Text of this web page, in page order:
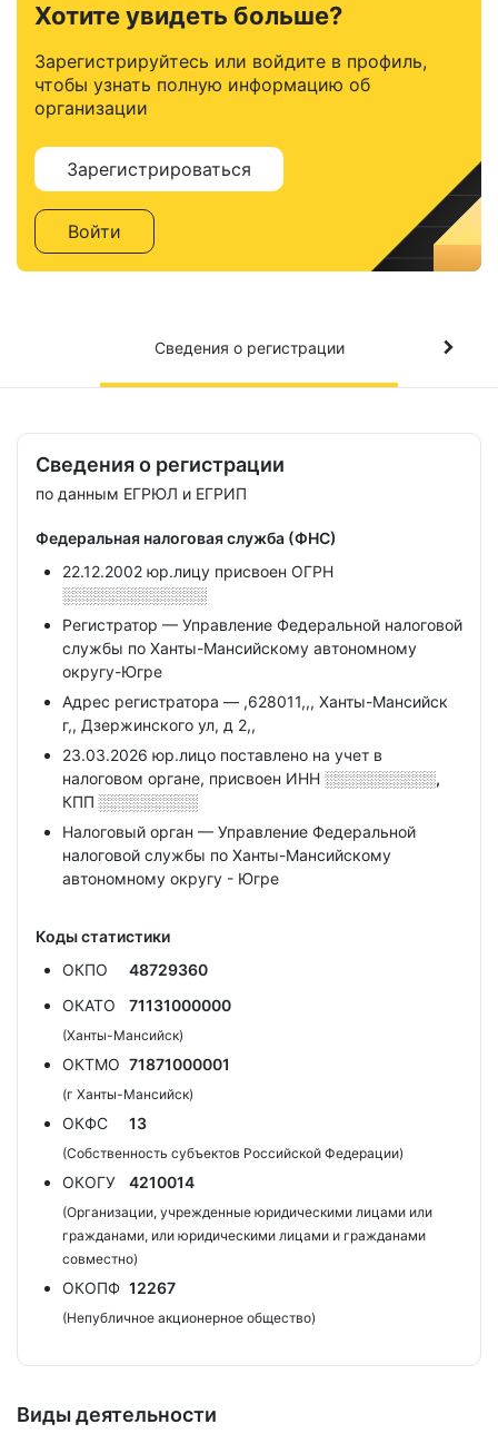
Хотите увидеть больше?
Зарегистрируйтесь или войдите в профиль,
чтобы узнать полную информацию об
организации
Зарегистрироваться
Войти
Сведения о регистрации
Сведения о регистрации
по данным ЕГРЮЛ и ЕГРИП
Федеральная налоговая служба (ФНС)
22.12.2002 юр.лицу присвоен ОГРН
░░░░░░░░░░░░░
Регистратор — Управление Федеральной налоговой
службы по Ханты-Мансийскому автономному
округу-Югре
Адрес регистратора — ,628011,,, Ханты-Мансийск
г,, Дзержинского ул, д 2,,
23.03.2026 юр.лицо поставлено на учет в
налоговом органе, присвоен ИНН ░░░░░░░░░░,
КПП ░░░░░░░░░
Налоговый орган — Управление Федеральной
налоговой службы по Ханты-Мансийскому
автономному округу - Югре
Коды статистики
ОКПО
48729360
ОКАТО
71131000000
(Ханты-Мансийск)
ОКТМО 71871000001
(г Ханты-Мансийск)
ОКФС 13
(Собственность субъектов Российской Федерации)
ОКОГУ 4210014
(Организации, учрежденные юридическими лицами или
гражданами, или юридическими лицами и гражданами
совместно)
ОКОПФ 12267
(Непубличное акционерное общество)
Виды деятельности